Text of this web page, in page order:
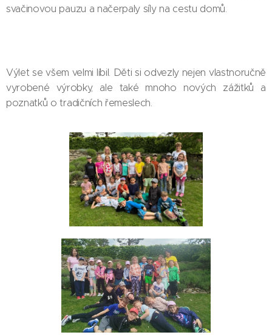
svačinovou pauzu a načerpaly síly na cestu domů.
Výlet se všem velmi líbil. Děti si odvezly nejen vlastnoručně
vyrobené výrobky, ale také mnoho nových zážitků a
poznatků o tradičních řemeslech.